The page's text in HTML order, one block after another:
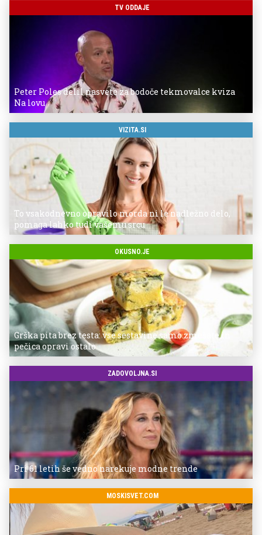
TV ODDAJE
Peter Poles delil nasvete za bodoče tekmovalce kviza
Na lovu
VIZITA.SI
To vsakodnevno opravilo morda ni le nadležno delo,
pomaga lahko tudi vašemu srcu
OKUSNO.JE
Grška pita brez testa: vse sestavine samo zmešate in
pečica opravi ostalo
ZADOVOLJNA.SI
Pri 61 letih še vedno narekuje modne trende
MOSKISVET.COM